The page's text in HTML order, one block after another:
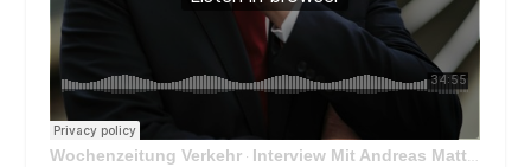
Wochenzeitung Verkehr · Interview Mit Andreas Matthä, CEO der ÖBB Holding